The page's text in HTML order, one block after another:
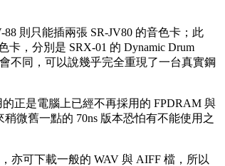
則只能插兩張 SR-JV80 的音色卡；此
，分別是 SRX-01 的 Dynamic Drum
不同，可以說幾乎完全重現了一台真實鋼
正是電腦上已經不再採用的 FPDRAM 與
微舊一點的 70ns 版本恐怕有不能使用之
亦可下載一般的 WAV 與 AIFF 檔，所以